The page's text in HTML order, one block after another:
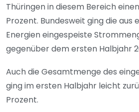
Thüringen in diesem Bereich
Prozent. Bundesweit ging die aus
Energien eingespeiste
gegenüber dem ersten Halbjahr
Auch die Gesamtmenge des
ging im ersten Halbjahr leicht
Prozent.